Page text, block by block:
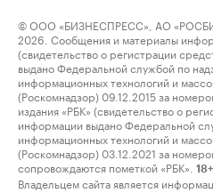
© ООО «БИЗНЕСПРЕСС», АО
2026. Сообщения и материалы
(свидетельство о регистрации
выдано Федеральной службой по
информационных технологий и
(Роскомнадзор) 09.12.2015 за
издания «РБК» (свидетельство о
информации выдано Федеральной
информационных технологий и
(Роскомнадзор) 03.12.2021 за
сопровождаются пометкой «РБК».
18+
Владельцем сайта является